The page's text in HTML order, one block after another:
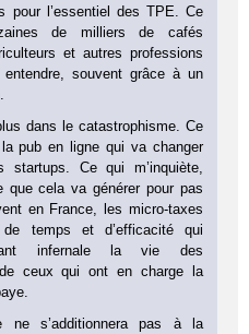
pour l’essentiel des TPE. Ce
de milliers de cafés
et autres professions
souvent grâce à un
dans le catastrophisme. Ce
pub en ligne qui va changer
startups. Ce qui m’inquiète,
que cela va générer pour pas
en France, les micro-taxes
temps et d’efficacité qui
infernale la vie des
ceux qui ont en charge la
s’additionnera pas à la